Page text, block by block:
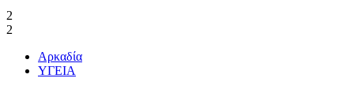
2
2
Αρκαδία
ΥΓΕΙΑ